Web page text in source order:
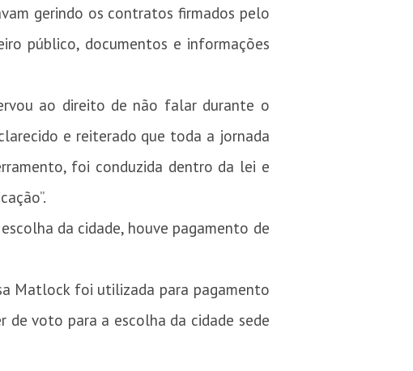
gerindo os contratos firmados pelo
público, documentos e informações
ao direito de não falar durante o
e reiterado que toda a jornada
foi conduzida dentro da lei e
da cidade, houve pagamento de
Matlock foi utilizada para pagamento
de voto para a escolha da cidade sede